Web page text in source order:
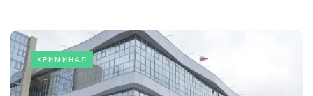
КРИМИНАЛ